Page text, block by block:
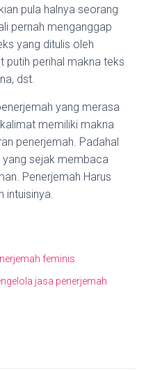
pula halnya seorang
pernah menganggap
yang ditulis oleh
putih perihal makna teks
dst.
yang merasa
memiliki makna
penerjemah. Padahal
yang sejak membaca
Penerjemah Harus
intuisinya.
feminis
jasa penerjemah